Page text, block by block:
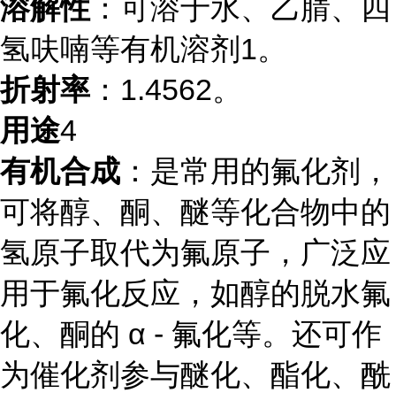
溶解性 ：可溶于水、乙腈、四
氢呋喃等有机溶剂1。
折射率 ：1.4562。
用途4
有机合成 ：是常用的氟化剂，
可将醇、酮、醚等化合物中的
氢原子取代为氟原子，广泛应
用于氟化反应，如醇的脱水氟
化、酮的 α - 氟化等。还可作
为催化剂参与醚化、酯化、酰